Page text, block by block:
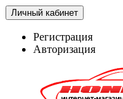
Личный кабинет
Регистрация
Авторизация